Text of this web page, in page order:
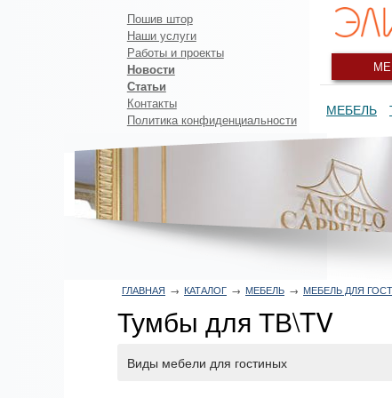
МЕБЕЛЬ
ГЛАВНАЯ → КАТАЛОГ → МЕБЕЛЬ → МЕБЕЛЬ ДЛЯ
Тумбы для ТВ\TV
Виды мебели для гостиных
Пошив штор
Наши услуги
Работы и проекты
Новости
Статьи
Контакты
Политика конфиденциальности